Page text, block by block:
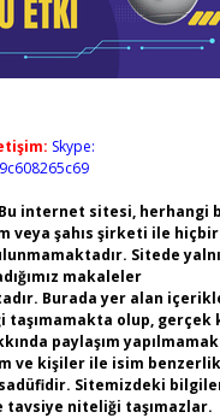
Skype:
Bu internet sitesi, herhangi
veya şahıs şirketi ile hiçbir
Sitede
makaleler
Burada yer alan
taşımamakta olup, gerçek
paylaşım
ve kişiler ile isim
Sitemizdeki
tavsiye niteliği taşımazlar.